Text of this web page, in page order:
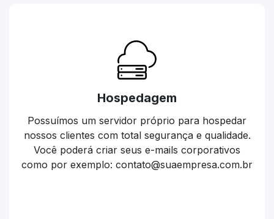
Hospedagem
Possuímos um servidor próprio para hospedar
nossos clientes com total segurança e qualidade.
Você poderá criar seus e-mails corporativos
como por exemplo: contato@suaempresa.com.br